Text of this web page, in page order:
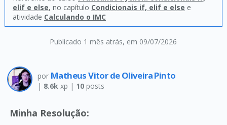
Publicado 1 mês atrás, em 09/07/2026
elif e else, no capítulo Condicionais if, elif e else e
atividade Calculando o IMC
por Matheus Vitor de Oliveira Pinto
| 8.6kxp | 10posts
Minha Resolução: